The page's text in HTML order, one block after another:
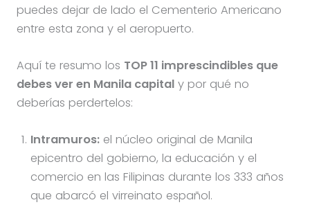
puedes dejar de lado el Cementerio Americano
entre esta zona y el aeropuerto.
Aquí te resumo los TOP 11 imprescindibles que
debes ver en Manila capitaly por qué no
deberías perdertelos:
Intramuros:el núcleo original de Manila
epicentro del gobierno, la educación y el
comercio en las Filipinas durante los 333 años
que abarcó el virreinato español.